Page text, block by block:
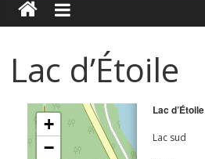
Lac d’Étoile
Lac d’Étoile
Lac sud
+
−